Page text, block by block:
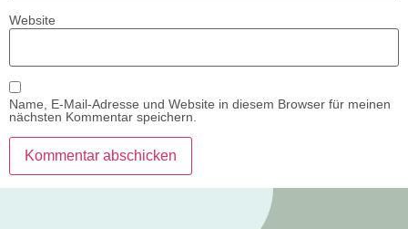
Website
Name, E-Mail-Adresse und Website in diesem Browser für meinen
nächsten Kommentar speichern.